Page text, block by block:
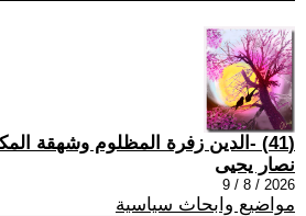
(41) -الدين زفرة المظلوم وشهقة المكلوم-[1]
نصار يحيى
2026 / 8 / 9
مواضيع وابحاث سياسية